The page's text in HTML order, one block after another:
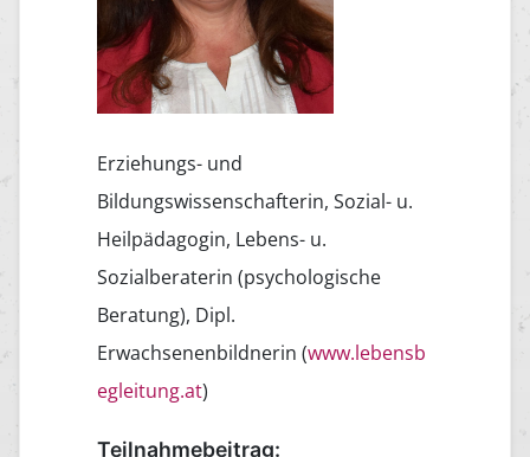
Erziehungs- und
Bildungswissenschafterin, Sozial- u.
Heilpädagogin, Lebens- u.
Sozialberaterin (psychologische
Beratung), Dipl.
Erwachsenenbildnerin (www.lebensb
egleitung.at)
Teilnahmebeitrag: